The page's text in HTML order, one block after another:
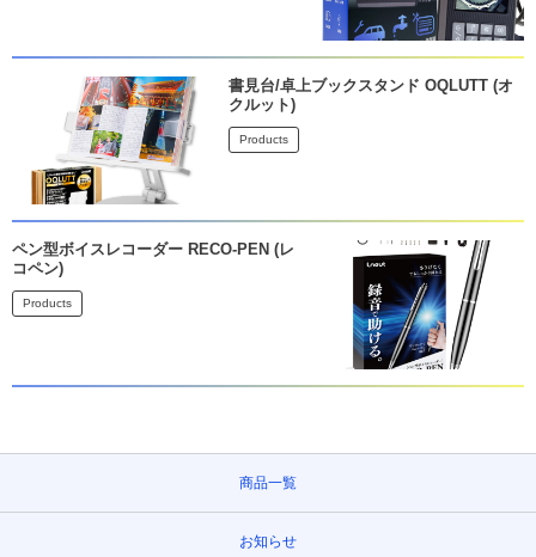
書見台/卓上ブックスタンド OQLUTT (オ
クルット)
Products
ペン型ボイスレコーダー RECO-PEN (レ
コペン)
Products
商品一覧
お知らせ